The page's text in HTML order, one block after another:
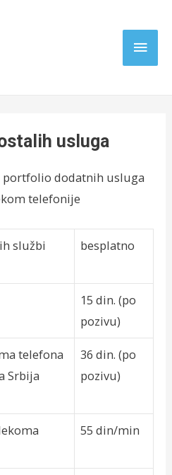
Main
usluga
portfolio dodatnih usluga
telefonije
službi
besplatno
15 din. (po
pozivu)
telefona
Srbija
36 din. (po
pozivu)
55 din/min